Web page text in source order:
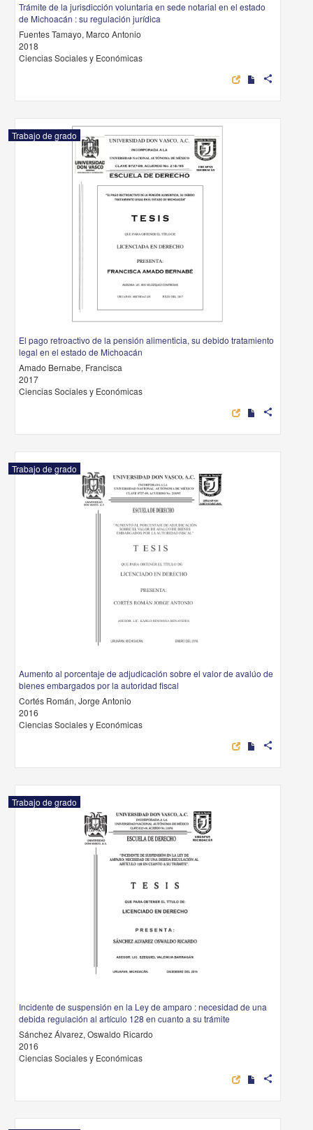
Trámite de la jurisdicción voluntaria en sede notarial en el estado
de Michoacán : su regulación jurídica
Fuentes Tamayo, Marco Antonio
2018
Ciencias Sociales y Económicas
share
Trabajo de grado
El pago retroactivo de la pensión alimenticia, su debido tratamiento
legal en el estado de Michoacán
Amado Bernabe, Francisca
2017
Ciencias Sociales y Económicas
share
Trabajo de grado
Aumento al porcentaje de adjudicación sobre el valor de avalúo de
bienes embargados por la autoridad fiscal
Cortés Román, Jorge Antonio
2016
Ciencias Sociales y Económicas
share
Trabajo de grado
Incidente de suspensión en la Ley de amparo : necesidad de una
debida regulación al artículo 128 en cuanto a su trámite
Sánchez Álvarez, Oswaldo Ricardo
2016
Ciencias Sociales y Económicas
share